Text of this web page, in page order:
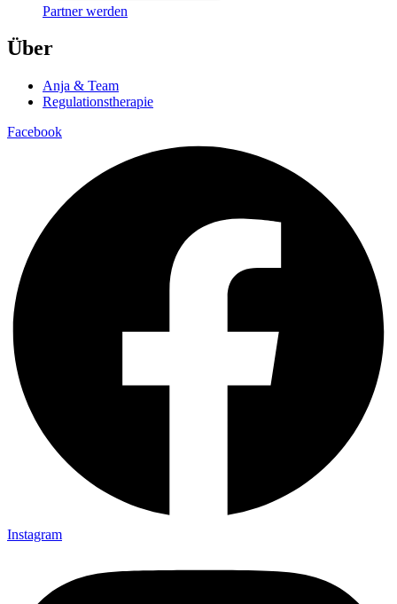
Partner werden
Über
Anja & Team
Regulationstherapie
Facebook
Instagram